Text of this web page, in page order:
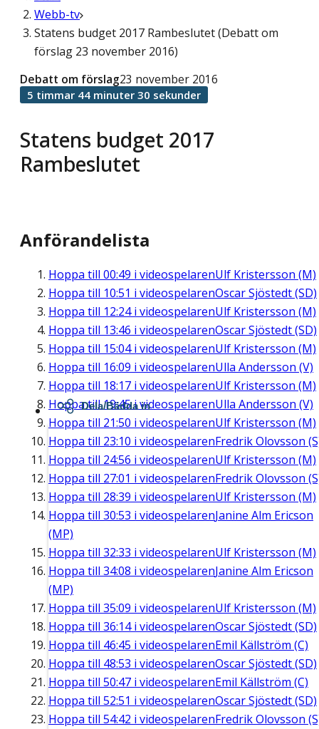
Webb-tv
Statens budget 2017 Rambeslutet (Debatt om
förslag 23 november 2016)
Statens budget 2017
Rambeslutet
Debatt om förslag23 november 2016
5 timmar 44 minuter 30 sekunder
Anförandelista
Hoppa till 00:49 i videospelarenUlf Kristersson (M)
Hoppa till 10:51 i videospelarenOscar Sjöstedt (SD)
Hoppa till 12:24i videospelarenUlf Kristersson (M)
Hoppa till 13:46 i videospelarenOscar Sjöstedt (SD)
Hoppa till 15:04i videospelarenUlf Kristersson (M)
Hoppa till 16:09 i videospelarenUlla Andersson (V)
Hoppa till 18:17 i videospelarenUlf Kristersson (M)
Hoppa till19:45i videospelarenUlla Andersson (V)
Hoppa till 21:50 i videospelarenUlf Kristersson (M)
Hoppa till 23:10 i videospelarenFredrik Olovsson
Hoppa till 24:56 i videospelarenUlf Kristersson (M)
Hoppa till 27:01 i videospelarenFredrik Olovsson
Hoppa till 28:39 i videospelarenUlf Kristersson (M)
Hoppa till 30:53 i videospelarenJanine Alm Ericson
(MP)
Hoppa till 32:33 i videospelarenUlf Kristersson (M)
Hoppa till 34:08 i videospelarenJanine Alm Ericson
(MP)
Hoppa till 35:09 i videospelarenUlf Kristersson (M)
Hoppa till 36:14i videospelarenOscar Sjöstedt (SD)
Hoppa till 46:45 i videospelarenEmil Källström (C)
Hoppa till 48:53 i videospelarenOscar Sjöstedt (SD)
Hoppa till 50:47 i videospelarenEmil Källström (C)
Hoppa till 52:51 i videospelarenOscar Sjöstedt (SD)
Hoppa till 54:42 i videospelarenFredrik Olovsson
Dela/Bädda in